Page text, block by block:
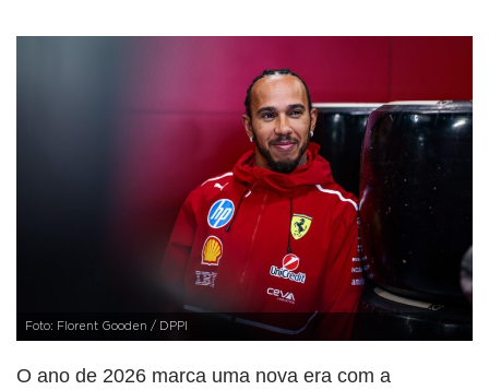
Foto: Florent Gooden / DPPI
O ano de 2026 marca uma nova era com a